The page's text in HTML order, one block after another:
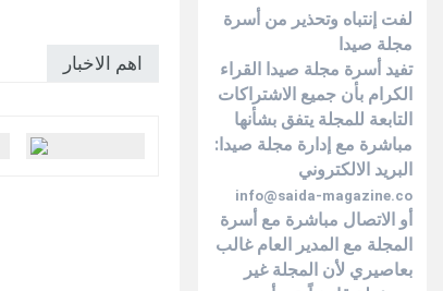
اهم الاخبار
لفت إنتباه وتحذير من أسرة
مجلة صيدا
تفيد أسرة مجلة صيدا القراء
الكرام بأن جميع الاشتراكات
التابعة للمجلة يتفق بشأنها
مباشرة مع إدارة مجلة صيدا:
البريد الالكتروني
info@saida-magazine.co
أو الاتصال مباشرة مع أسرة
المجلة مع المدير العام غالب
بعاصيري لأن المجلة غير